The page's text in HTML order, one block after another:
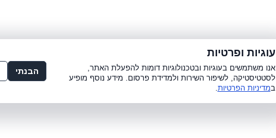
עוגיות ופרטיות
אנו משתמשים בעוגיות ובטכנולוגיות דומות להפעלת האתר,
לסטטיסטיקה, לשיפור השירות ולמדידת פרסום. מידע נוסף מופיע
במדיניות הפרטיות.
הבנתי